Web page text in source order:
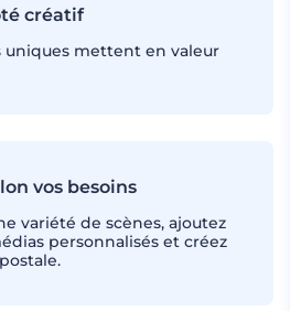
créatif
uniques mettent en valeur
vos besoins
variété de scènes, ajoutez
personnalisés et créez